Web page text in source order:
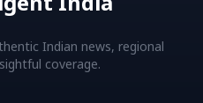
Indian news, regional
coverage.